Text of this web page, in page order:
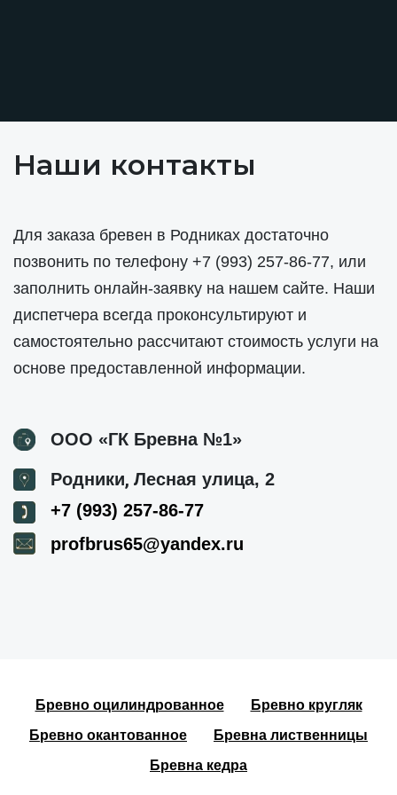
Наши контакты
Для заказа бревен в Родниках достаточно
позвонить по телефону +7 (993) 257-86-77, или
заполнить онлайн-заявку на нашем сайте. Наши
диспетчера всегда проконсультируют и
самостоятельно рассчитают стоимость услуги на
основе предоставленной информации.
ООО «ГК Бревна №1»
Родники, Лесная улица, 2
+7 (993) 257-86-77
profbrus65@yandex.ru
Бревно оцилиндрованное
Бревно кругляк
Бревно окантованное
Бревна лиственницы
Бревна кедра